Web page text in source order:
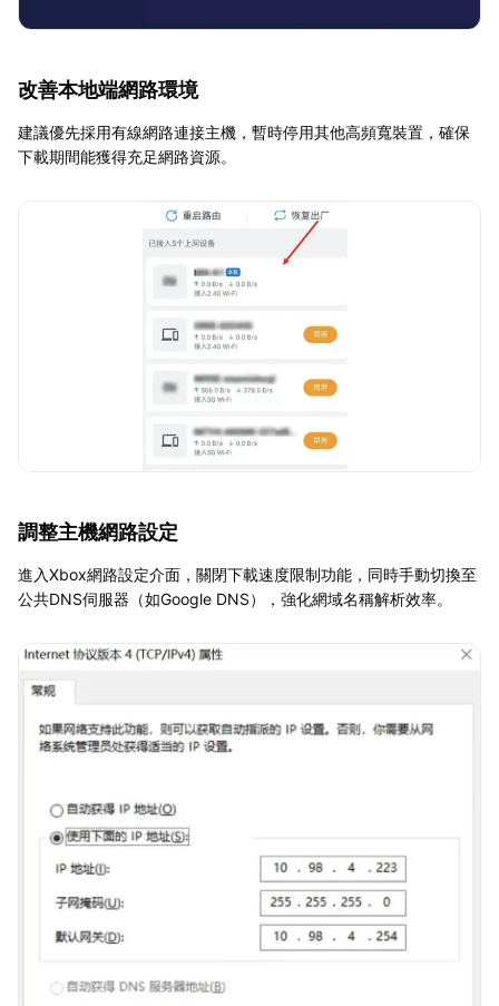
改善本地端網路環境
建議優先採用有線網路連接主機，暫時停用其他高頻寬裝置，確保
下載期間能獲得充足網路資源。
調整主機網路設定
進入Xbox網路設定介面，關閉下載速度限制功能，同時手動切換至
公共DNS伺服器（如Google DNS），強化網域名稱解析效率。